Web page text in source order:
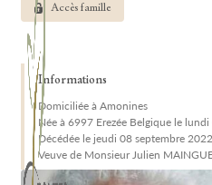
Accès famille
Informations
Domiciliée à Amonines
Née à 6997 Erezée Belgique le
Décédée le jeudi 08 septembre
Veuve de Monsieur Julien